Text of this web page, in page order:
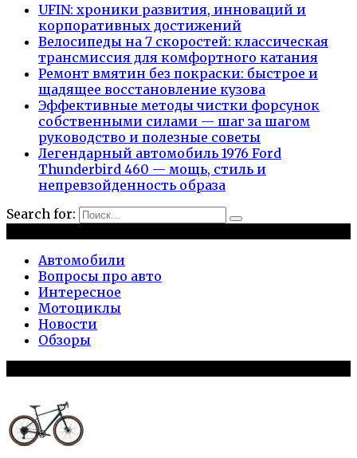
UFIN: хроники развития, инноваций и
корпоративных достижений
Велосипеды на 7 скоростей: классическая
трансмиссия для комфортного катания
Ремонт вмятин без покраски: быстрое и
щадящее восстановление кузова
Эффективные методы чистки форсунок
собственными силами — шаг за шагом
руководство и полезные советы
Легендарный автомобиль 1976 Ford
Thunderbird 460 — мощь, стиль и
непревзойденность образа
Search for:
Автомобили
Вопросы про авто
Интересное
Мотоциклы
Новости
Обзоры